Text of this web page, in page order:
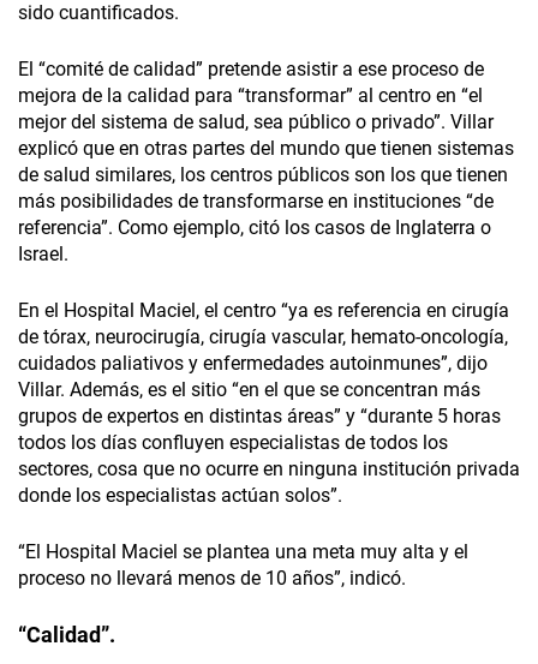
sido cuantificados.
El “comité de calidad” pretende asistir a ese proceso de
mejora de la calidad para “transformar” al centro en “el
mejor del sistema de salud, sea público o privado”. Villar
explicó que en otras partes del mundo que tienen sistemas
de salud similares, los centros públicos son los que tienen
más posibilidades de transformarse en instituciones “de
referencia”. Como ejemplo, citó los casos de Inglaterra o
Israel.
En el Hospital Maciel, el centro “ya es referencia en cirugía
de tórax, neurocirugía, cirugía vascular, hemato-oncología,
cuidados paliativos y enfermedades autoinmunes”, dijo
Villar. Además, es el sitio “en el que se concentran más
grupos de expertos en distintas áreas” y “durante 5 horas
todos los días confluyen especialistas de todos los
sectores, cosa que no ocurre en ninguna institución privada
donde los especialistas actúan solos”.
“El Hospital Maciel se plantea una meta muy alta y el
proceso no llevará menos de 10 años”, indicó.
“Calidad”.